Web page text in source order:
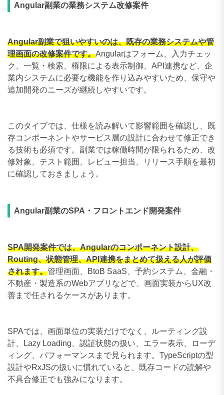
Angular副業の業務システム改修案件
Angular副業で狙いやすいのは、既存の業務システムや管
理画面の改修案件です。Angularはフォーム、入力チェッ
ク、一覧・検索、権限による表示制御、API連携など、企
業内システムに必要な機能を作り込みやすいため、保守や
追加開発のニーズが継続しやすいです。
このタイプでは、仕様を読み解いて影響範囲を確認し、既
存コンポーネントやサービス層の設計に合わせて修正でき
る技術も必須です。副業では稼働時間が限られるため、改
修対象、テスト範囲、レビュー担当、リリース手順を最初
に確認しておきましょう。
Angular副業のSPA・フロントエンド開発案件
SPA開発案件では、Angularのコンポーネント設計、
Routing、状態管理、API連携をまとめて扱える人が評価
されます。管理画面、BtoB SaaS、予約システム、金融・
不動産・製造系のWebアプリなどで、画面実装からUX改
善まで任されるケースがあります。
SPAでは、画面単位の実装だけでなく、ルーティング設
計、Lazy Loading、認証状態の扱い、エラー表示、ローデ
ィング、パフォーマンスまで見られます。TypeScriptの型
設計やRxJSの扱いに慣れていると、既存コードの読解や
不具合修正でも強みになります。